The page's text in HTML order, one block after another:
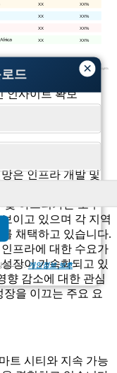
×
드
됩니다.개인정보 보호
XX%
XX
XX%
XX
XX%
XX
XX%
XX
인사이트 확보
은 인프라 개발 및
성장 패턴을 보여
아프리카는 모두
이고 있으며 각 지역
채택하고 있습니다.
프라에 대한 수요가
장이 가속화되고 있
향 감소에 대한 관심
을 이끄는 주요 요
트 시티와 지속 가능